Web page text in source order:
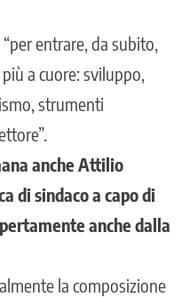
entrare, da subito,
a cuore: sviluppo,
strumenti
anche Attilio
di sindaco a capo di
anche dalla
la composizione